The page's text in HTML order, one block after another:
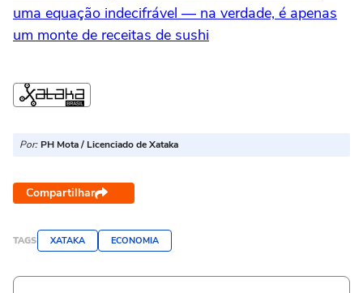
uma equação indecifrável — na verdade, é apenas
um monte de receitas de sushi
Por: PH Mota / Licenciado de Xataka
Compartilhar
TAGS XATAKA ECONOMIA